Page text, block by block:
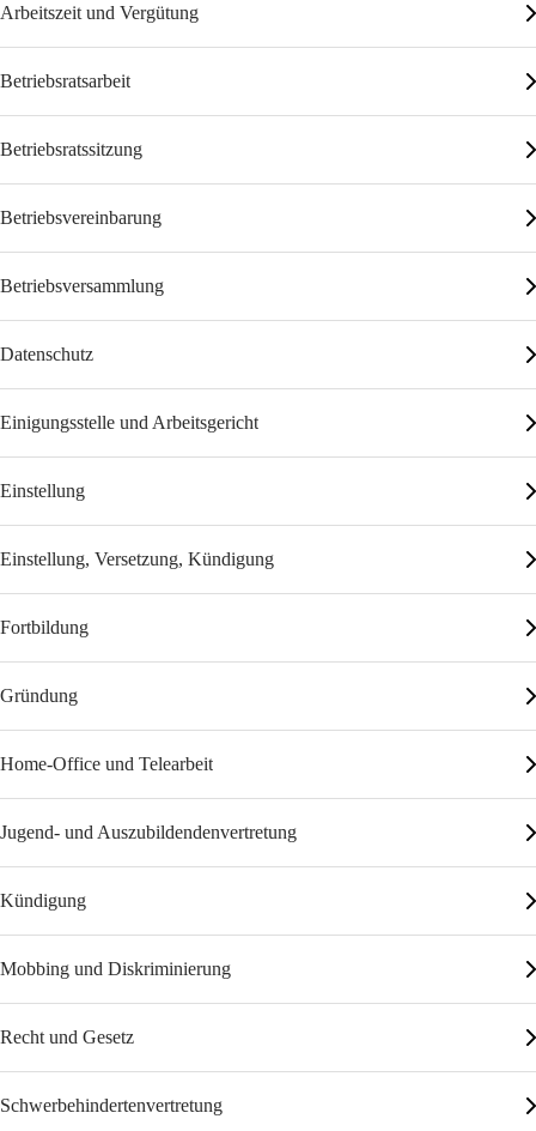
Arbeitszeit und Vergütung
Betriebsratsarbeit
Betriebsratssitzung
Betriebsvereinbarung
Betriebsversammlung
Datenschutz
Einigungsstelle und Arbeitsgericht
Einstellung
Einstellung, Versetzung, Kündigung
Fortbildung
Gründung
Home-Office und Telearbeit
Jugend- und Auszubildendenvertretung
Kündigung
Mobbing und Diskriminierung
Recht und Gesetz
Schwerbehindertenvertretung